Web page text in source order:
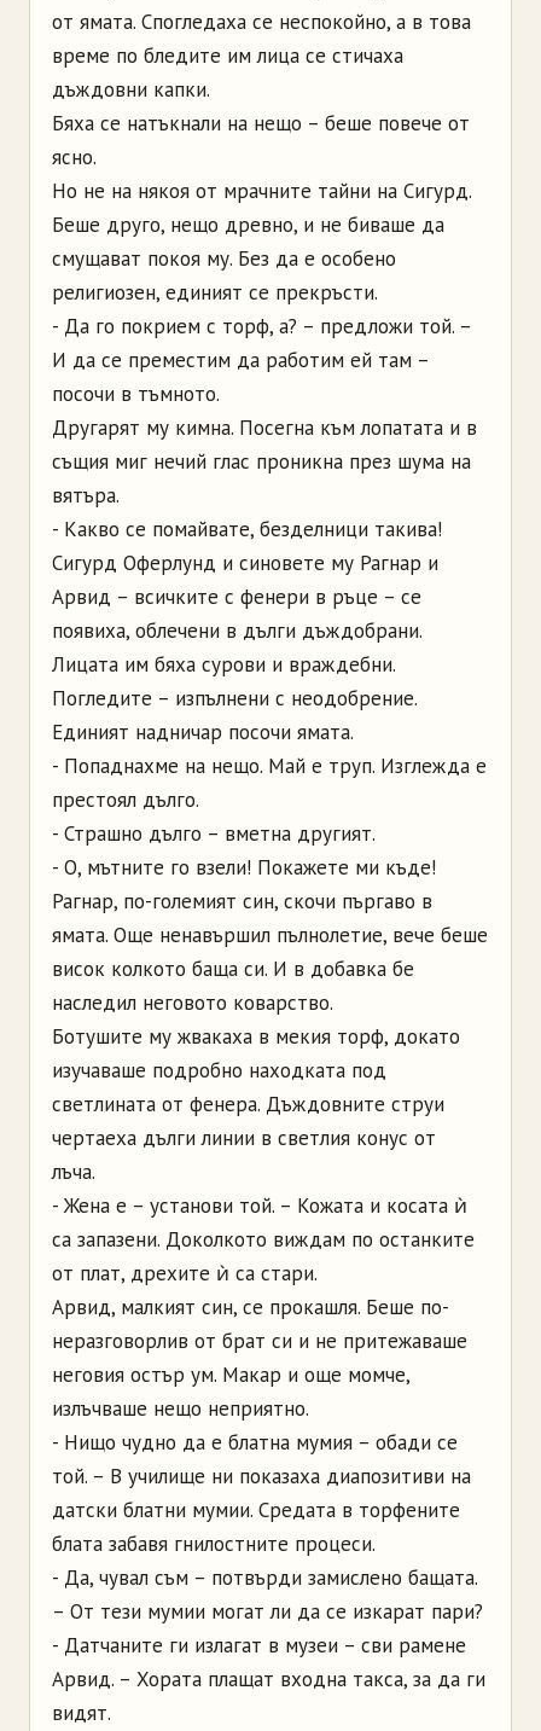
от ямата. Спогледаха се неспокойно, а в това
време по бледите им лица се стичаха
дъждовни капки.
Бяха се натъкнали на нещо – беше повече от
ясно.
Но не на някоя от мрачните тайни на Сигурд.
Беше друго, нещо древно, и не биваше да
смущават покоя му. Без да е особено
религиозен, единият се прекръсти.
- Да го покрием с торф, а? – предложи той. –
И да се преместим да работим ей там –
посочи в тъмното.
Другарят му кимна. Посегна към лопатата и в
същия миг нечий глас проникна през шума на
вятъра.
- Какво се помайвате, безделници такива!
Сигурд Оферлунд и синовете му Рагнар и
Арвид – всичките с фенери в ръце – се
появиха, облечени в дълги дъждобрани.
Лицата им бяха сурови и враждебни.
Погледите – изпълнени с неодобрение.
Единият надничар посочи ямата.
- Попаднахме на нещо. Май е труп. Изглежда е
престоял дълго.
- Страшно дълго – вметна другият.
- О, мътните го взели! Покажете ми къде!
Рагнар, по-големият син, скочи пъргаво в
ямата. Още ненавършил пълнолетие, вече беше
висок колкото баща си. И в добавка бе
наследил неговото коварство.
Ботушите му жвакаха в мекия торф, докато
изучаваше подробно находката под
светлината от фенера. Дъждовните струи
чертаеха дълги линии в светлия конус от
лъча.
- Жена е – установи той. – Кожата и косата ѝ
са запазени. Доколкото виждам по останките
от плат, дрехите ѝ са стари.
Арвид, малкият син, се прокашля. Беше по-
неразговорлив от брат си и не притежаваше
неговия остър ум. Макар и още момче,
излъчваше нещо неприятно.
- Нищо чудно да е блатна мумия – обади се
той. – В училище ни показаха диапозитиви на
датски блатни мумии. Средата в торфените
блата забавя гнилостните процеси.
- Да, чувал съм – потвърди замислено бащата.
– От тези мумии могат ли да се изкарат пари?
- Датчаните ги излагат в музеи – сви рамене
Арвид. – Хората плащат входна такса, за да ги
видят.